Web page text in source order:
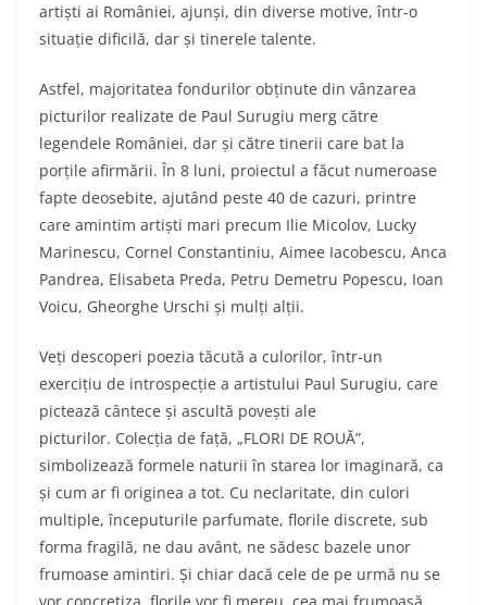
artiști ai României, ajunși, din diverse motive, într-o
situație dificilă, dar și tinerele talente.
Astfel, majoritatea fondurilor obținute din vânzarea
picturilor realizate de Paul Surugiu merg către
legendele României, dar și către tinerii care bat la
porțile afirmării. În 8 luni, proiectul a făcut numeroase
fapte deosebite, ajutând peste 40 de cazuri, printre
care amintim artiști mari precum Ilie Micolov, Lucky
Marinescu, Cornel Constantiniu, Aimee Iacobescu, Anca
Pandrea, Elisabeta Preda, Petru Demetru Popescu, Ioan
Voicu, Gheorghe Urschi și mulți alții.
Veți descoperi poezia tăcută a culorilor, într-un
exercițiu de introspecție a artistului Paul Surugiu, care
pictează cântece și ascultă povești ale
picturilor. Colecția de față, „FLORI DE ROUĂ”,
simbolizează formele naturii în starea lor imaginară, ca
și cum ar fi originea a tot. Cu neclaritate, din culori
multiple, începuturile parfumate, florile discrete, sub
forma fragilă, ne dau avânt, ne sădesc bazele unor
frumoase amintiri. Și chiar dacă cele de pe urmă nu se